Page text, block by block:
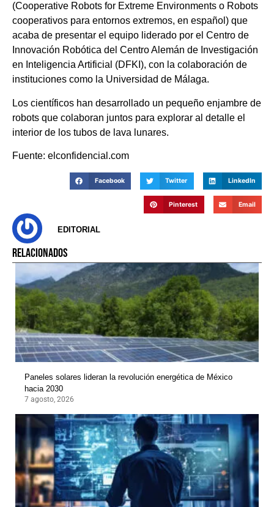
(Cooperative Robots for Extreme Environments o Robots
cooperativos para entornos extremos, en español) que
acaba de presentar el equipo liderado por el Centro de
Innovación Robótica del Centro Alemán de Investigación
en Inteligencia Artificial (DFKI), con la colaboración de
instituciones como la Universidad de Málaga.
Los científicos han desarrollado un pequeño enjambre de
robots que colaboran juntos para explorar al detalle el
interior de los tubos de lava lunares.
Fuente: elconfidencial.com
Facebook Twitter LinkedIn
Pinterest Email
EDITORIAL
RELACIONADOS
Paneles solares lideran la revolución energética de México
hacia 2030
7 agosto, 2026